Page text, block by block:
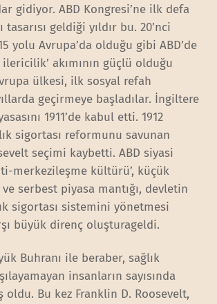
gidiyor. ABD Kongresi’ne ilk defa
tasarısı geldiği yıldır bu. 20’nci
yolu Avrupa’da olduğu gibi ABD’de
akımının güçlü olduğu
ülkesi, ilk sosyal refah
geçirmeye başladılar. İngiltere
1911’de kabul etti. 1912
sigortası reformunu savunan
seçimi kaybetti. ABD siyasi
merkezileşme kültürü’, küçük
ve serbest piyasa mantığı, devletin
sigortası sistemini yönetmesi
büyük direnç oluşturageldi.
Buhranı ile beraber, sağlık
insanların sayısında
oldu. Bu kez Franklin D. Roosevelt,